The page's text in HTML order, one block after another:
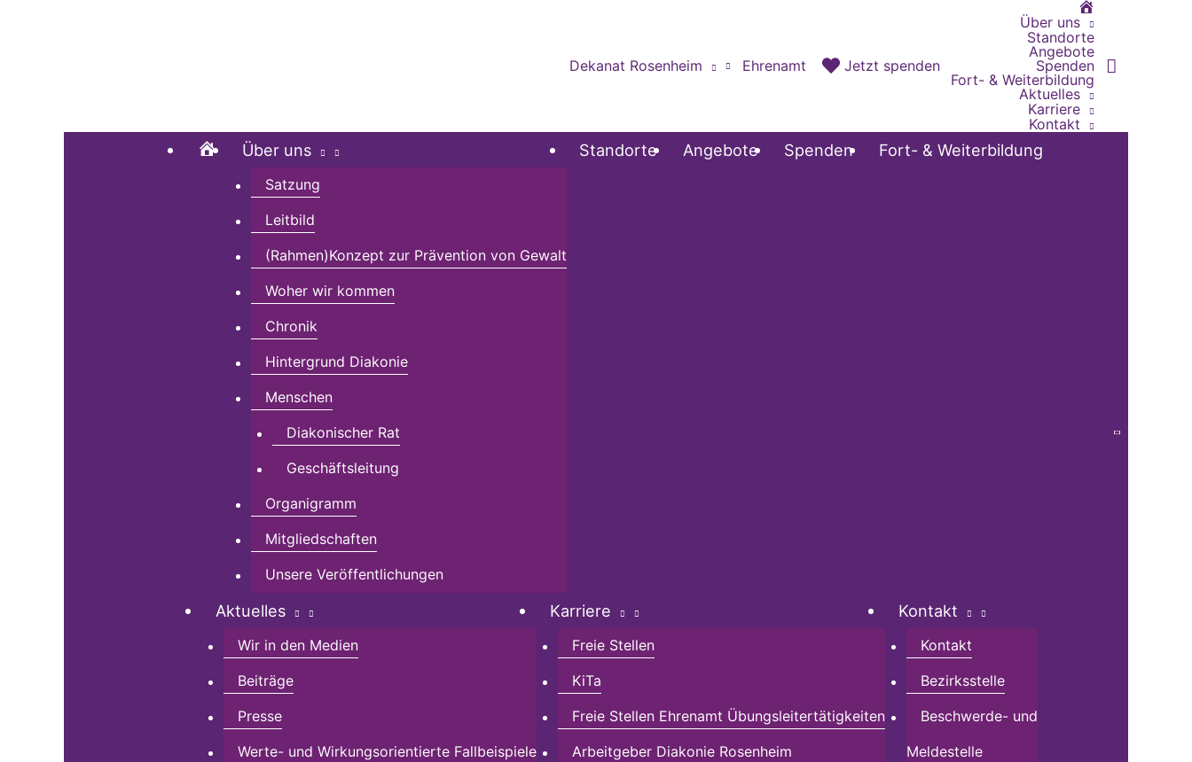
Dekanat Rosenheim Ehrenamt Jetzt spenden
Über uns
Standorte
Angebote
Spenden
Fort- & Weiterbildung
Aktuelles
Karriere
Kontakt
HomeÜber uns
Satzung
Leitbild
(Rahmen)Konzept zur Prävention von Gewalt
Woher wir kommen
Chronik
Hintergrund Diakonie
Menschen
Diakonischer Rat
Geschäftsleitung
Organigramm
Mitgliedschaften
Unsere Veröffentlichungen
Standorte Angebote Spenden Fort- & Weiterbildung
Aktuelles
Wir in den Medien
Beiträge
Presse
Werte- und Wirkungsorientierte Fallbeispiele
Karriere
Freie Stellen
KiTa
Freie Stellen Ehrenamt Übungsleitertätigkeiten
Arbeitgeber Diakonie Rosenheim
Kontakt
Kontakt
Bezirksstelle
Beschwerde- und
Meldestelle